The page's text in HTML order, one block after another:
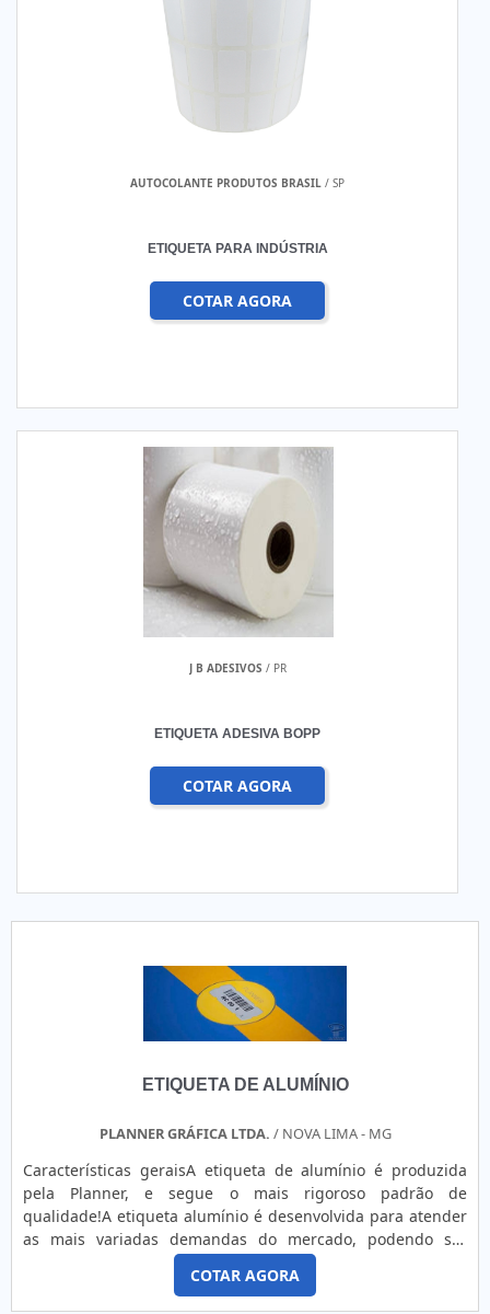
AUTOCOLANTE PRODUTOS BRASIL / SP
ETIQUETA PARA INDÚSTRIA
COTAR AGORA
J B ADESIVOS / PR
ETIQUETA ADESIVA BOPP
COTAR AGORA
ETIQUETA DE ALUMÍNIO
PLANNER GRÁFICA LTDA. / NOVA LIMA - MG
Características geraisA etiqueta de alumínio é produzida
pela Planner, e segue o mais rigoroso padrão de
qualidade!A etiqueta alumínio é desenvolvida para atender
as mais variadas demandas do mercado, podendo ser
utilizada na identificação de ativo fixo, bens duráveis e na
identificação logística.Para saber mais a respeito da
sinalização logística, espessura do material vai variar de
COTAR AGORA